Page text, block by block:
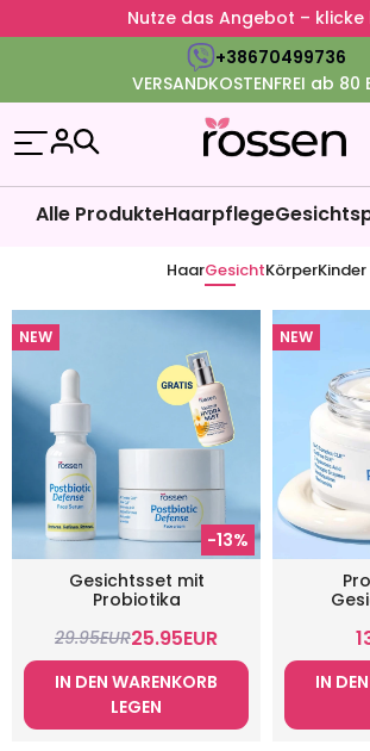
Nutze das Angebot – klicke
+38670499736
VERSANDKOSTENFREI ab 80
Alle ProdukteHaarpflege
HaarGesichtKörperKinder
NEW
-13%
Gesichtsset mit
Probiotika
29.95EUR25.95EUR
IN DEN WARENKORB
LEGEN
NEW
IN